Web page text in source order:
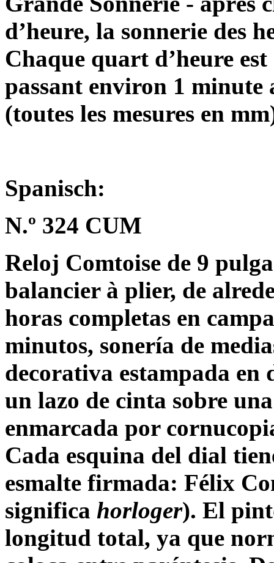
d’heure, la sonnerie des
Chaque quart d’heure
passant environ 1 minute
(toutes les mesures en
Spanisch:
N.º 324 CUM
Reloj Comtoise de 9
balancier à plier, de
horas completas en
minutos, sonería de
decorativa estampada en
un lazo de cinta sobre
enmarcada por
Cada esquina del dial
esmalte firmada: Félix
significa horloger). El
longitud total, ya que